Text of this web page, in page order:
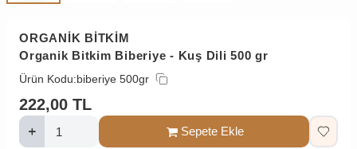
ORGANİK BİTKİM
Organik Bitkim Biberiye - Kuş Dili 500 gr
Ürün Kodu:biberiye 500gr
222,00 TL
Sepete Ekle